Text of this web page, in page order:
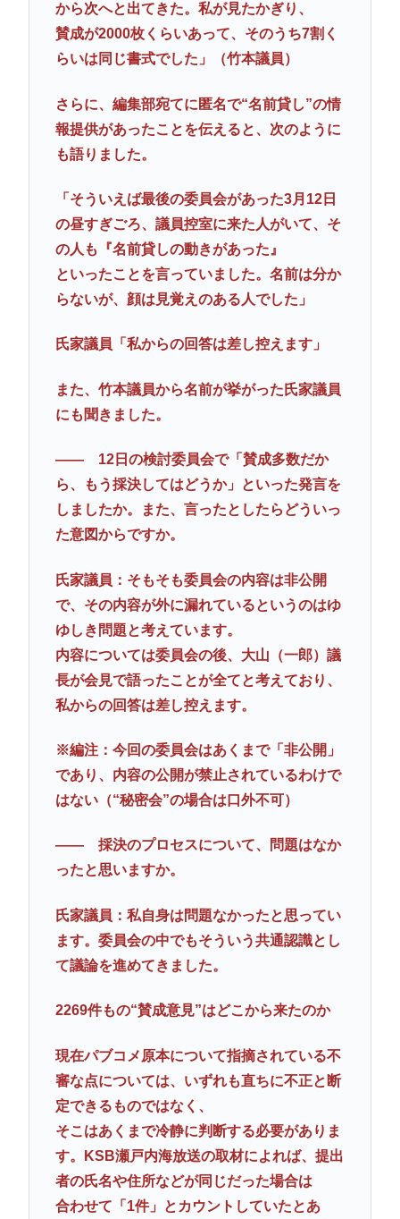
から次へと出てきた。私が見たかぎり、
賛成が2000枚くらいあって、そのうち7割く
らいは同じ書式でした」（竹本議員）
さらに、編集部宛てに匿名で“名前貸し”の情
報提供があったことを伝えると、次のように
も語りました。
「そういえば最後の委員会があった3月12日
の昼すぎごろ、議員控室に来た人がいて、そ
の人も『名前貸しの動きがあった』
といったことを言っていました。名前は分か
らないが、顔は見覚えのある人でした」
氏家議員「私からの回答は差し控えます」
また、竹本議員から名前が挙がった氏家議員
にも聞きました。
―― 12日の検討委員会で「賛成多数だか
ら、もう採決してはどうか」といった発言を
しましたか。また、言ったとしたらどういっ
た意図からですか。
氏家議員：そもそも委員会の内容は非公開
で、その内容が外に漏れているというのはゆ
ゆしき問題と考えています。
内容については委員会の後、大山（一郎）議
長が会見で語ったことが全てと考えており、
私からの回答は差し控えます。
※編注：今回の委員会はあくまで「非公開」
であり、内容の公開が禁止されているわけで
はない（“秘密会”の場合は口外不可）
―― 採決のプロセスについて、問題はなか
ったと思いますか。
氏家議員：私自身は問題なかったと思ってい
ます。委員会の中でもそういう共通認識とし
て議論を進めてきました。
2269件もの“賛成意見”はどこから来たのか
現在パブコメ原本について指摘されている不
審な点については、いずれも直ちに不正と断
定できるものではなく、
そこはあくまで冷静に判断する必要がありま
す。KSB瀬戸内海放送の取材によれば、提出
者の氏名や住所などが同じだった場合は
合わせて「1件」とカウントしていたとあ